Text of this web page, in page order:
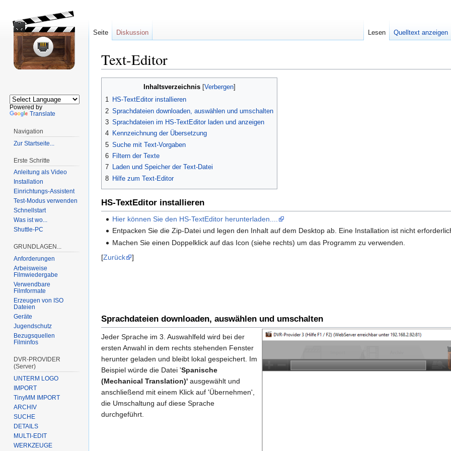
Text-Editor
Inhaltsverzeichnis
1 HS-TextEditor installieren
2 Sprachdateien downloaden, auswählen und umschalten
3 Sprachdateien im HS-TextEditor laden und anzeigen
4 Kennzeichnung der Übersetzung
5 Suche mit Text-Vorgaben
6 Filtern der Texte
7 Laden und Speicher der Text-Datei
8 Hilfe zum Text-Editor
HS-TextEditor installieren
Hier können Sie den HS-TextEditor herunterladen....
Entpacken Sie die Zip-Datei und legen den Inhalt auf dem Desktop ab. Eine Installation ist nicht
Machen Sie einen Doppelklick auf das Icon (siehe rechts) um das Programm zu verwenden.
[Zurück ]
Sprachdateien downloaden, auswählen und umschalten
Jeder Sprache im 3. Auswahlfeld wird bei der
ersten Anwahl in dem rechts stehenden Fenster
herunter geladen und bleibt lokal gespeichert. Im
Beispiel würde die Datei 'Spanische
(Mechanical Translation)' ausgewählt und
anschließend mit einem Klick auf 'Übernehmen',
die Umschaltung auf diese Sprache
durchgeführt.
Seite Diskussion Lesen Quelltext anzeigen
Powered by
Translate
Navigation
Zur Startseite...
Erste Schritte
Anleitung als Video
Installation
Einrichtungs-Assistent
Test-Modus verwenden
Schnellstart
Was ist wo...
Shuttle-PC
GRUNDLAGEN...
Anforderungen
Arbeisweise
Filmwiedergabe
Verwendbare
Filmformate
Erzeugen von ISO
Dateien
Geräte
Jugendschutz
Bezugsquellen
Filminfos
DVR-PROVIDER
(Server)
UNTERM LOGO
IMPORT
TinyMM IMPORT
ARCHIV
SUCHE
DETAILS
MULTI-EDIT
WERKZEUGE